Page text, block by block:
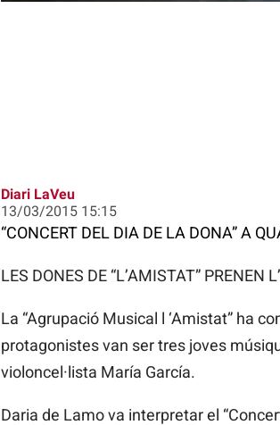
Diari LaVeu
13/03/2015 15:15
“CONCERT DEL DIA DE LA DONA” A
LES DONES DE “L’AMISTAT” PRENEN
La “Agrupació Musical l ‘Amistat” ha
protagonistes van ser tres joves
violoncel·lista María García.
Daria de Lamo va interpretar el